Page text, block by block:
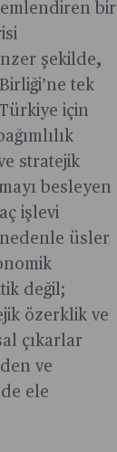
bir
şekilde,
tek
için
stratejik
besleyen
işlevi
üsler
değil;
özerklik ve
çıkarlar
ve
ele